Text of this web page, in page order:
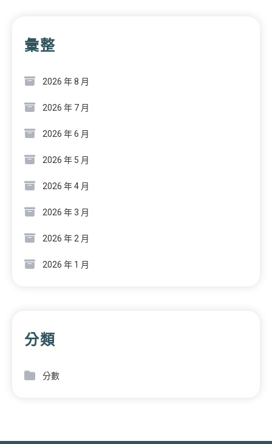
彙整
2026 年 8 月
2026 年 7 月
2026 年 6 月
2026 年 5 月
2026 年 4 月
2026 年 3 月
2026 年 2 月
2026 年 1 月
分類
分數